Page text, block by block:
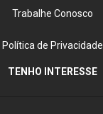
Trabalhe Conosco
Política de Privacidade
TENHO INTERESSE